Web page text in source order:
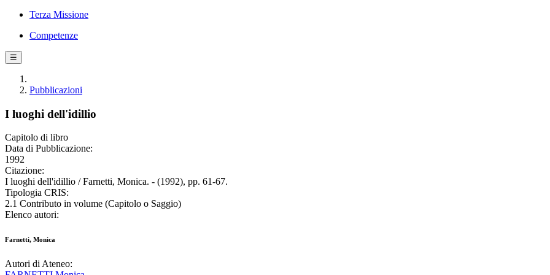
Terza Missione
Competenze
☰
Pubblicazioni
I luoghi dell'idillio
Capitolo di libro
Data di Pubblicazione:
1992
Citazione:
I luoghi dell'idillio / Farnetti, Monica. - (1992), pp. 61-67.
Tipologia CRIS:
2.1 Contributo in volume (Capitolo o Saggio)
Elenco autori:
Farnetti, Monica
Autori di Ateneo: